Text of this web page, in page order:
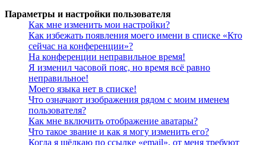
Параметры и настройки пользователя
Как мне изменить мои настройки?
Как избежать появления моего имени в списке «Кто
сейчас на конференции»?
На конференции неправильное время!
Я изменил часовой пояс, но время всё равно
неправильное!
Моего языка нет в списке!
Что означают изображения рядом с моим именем
пользователя?
Как мне включить отображение аватары?
Что такое звание и как я могу изменить его?
Когда я щёлкаю по ссылке «email», от меня требуют